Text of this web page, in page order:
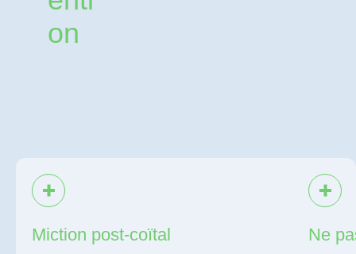
on
Miction post-coïtal Ne